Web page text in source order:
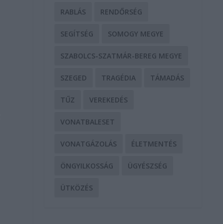
RABLÁS RENDŐRSÉG
SEGÍTSÉG SOMOGY MEGYE
SZABOLCS-SZATMÁR-BEREG MEGYE
SZEGED TRAGÉDIA TÁMADÁS
TŰZ VEREKEDÉS
VONATBALESET
VONATGÁZOLÁS ÉLETMENTÉS
ÖNGYILKOSSÁG ÜGYÉSZSÉG
ÜTKÖZÉS